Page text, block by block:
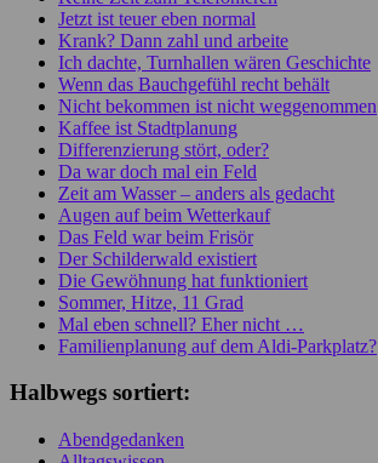
Jetzt ist teuer eben normal
Krank? Dann zahl und arbeite
Ich dachte, Turnhallen wären Geschichte
Wenn das Bauchgefühl recht behält
Nicht bekommen ist nicht weggenommen
Kaffee ist Stadtplanung
Differenzierung stört, oder?
Da war doch mal ein Feld
Zeit am Wasser – anders als gedacht
Augen auf beim Wetterkauf
Das Feld war beim Frisör
Der Schilderwald existiert
Die Gewöhnung hat funktioniert
Sommer, Hitze, 11 Grad
Mal eben schnell? Eher nicht …
Familienplanung auf dem Aldi-Parkplatz?
Halbwegs sortiert:
Abendgedanken